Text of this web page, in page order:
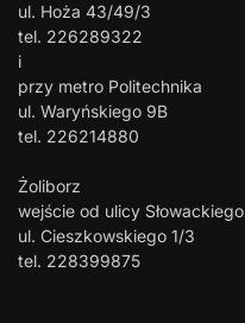
ul. Hoża 43/49/3
tel. 226289322
i
przy metro Politechnika
ul. Waryńskiego 9B
tel. 226214880
Żoliborz
wejście od ulicy Słowackiego
ul. Cieszkowskiego 1/3
tel. 228399875